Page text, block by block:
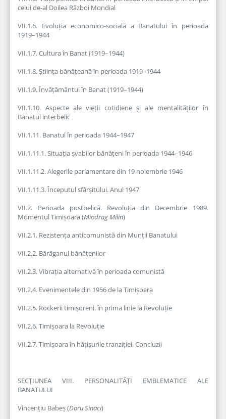
celui de-al Doilea Război Mondial
VII.1.6. Evoluția economico-socială a Banatului în perioada
1919–1944
VII.1.7. Cultura în Banat (1919–1944)
VII.1.8. Știința bănățeană în perioada 1919–1944
VII.1.9. Învățământul în Banat (1919–1944)
VII.1.10. Aspecte ale vieții cotidiene și ale mentalităților în
Banatul interbelic
VII.1.11. Banatul în perioada 1944–1947
VII.1.11.1. Situația șvabilor bănățeni în perioada 1944–1946
VII.1.11.2. Alegerile parlamentare din 19 noiembrie 1946
VII.1.11.3. Începutul sfârșitului. Anul 1947
VII.2. Perioada postbelică. Revoluția din Decembrie 1989.
Momentul Timișoara (Miodrag Milin)
VII.2.1. Rezistența anticomunistă din Munții Banatului
VII.2.2. Bărăganul bănățenilor
VII.2.3. Vibrația alternativă în perioada comunistă
VII.2.4. Evenimentele din 1956 de la Timișoara
VII.2.5. Rockerii timișoreni, în prima linie la Revoluție
VII.2.6. Timișoara la Revoluție
VII.2.7. Timișoara în hățișurile tranziției. Concluzii
SECȚIUNEA VIII. PERSONALITĂȚI EMBLEMATICE ALE
BANATULUI
Vincențiu Babeș (Doru Sinaci)